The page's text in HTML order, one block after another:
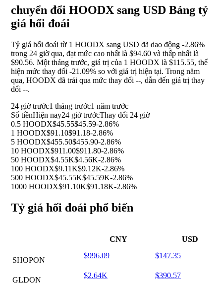
chuyển đổi HOODX sang USD Bảng tỷ
giá hối đoái
Tỷ giá hối đoái từ 1 HOODX sang USD đã dao động -2.86%
trong 24 giờ qua, đạt mức cao nhất là $94.60 và thấp nhất là
$90.56. Một tháng trước, giá trị của 1 HOODX là $115.55, thể
hiện mức thay đổi -21.09% so với giá trị hiện tại. Trong năm
qua, HOODX đã trải qua mức thay đổi --, dẫn đến giá trị thay
đổi --.
24 giờ trước1 tháng trước1 năm trước
Số tiềnHiện nay24 giờ trướcThay đổi 24 giờ
0.5 HOODX$45.55$45.59-2.86%
1 HOODX$91.10$91.18-2.86%
5 HOODX$455.50$455.90-2.86%
10 HOODX$911.00$911.80-2.86%
50 HOODX$4.55K$4.56K-2.86%
100 HOODX$9.11K$9.12K-2.86%
500 HOODX$45.55K$45.59K-2.86%
1000 HOODX$91.10K$91.18K-2.86%
Tỷ giá hối đoái phổ biến
CNY USD
SHOPON
$996.09 $147.35
GLDON
$2.64K $390.57